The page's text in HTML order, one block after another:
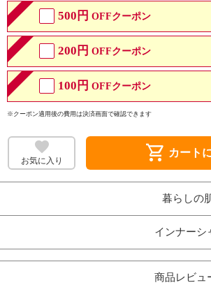
500円 OFFクーポン
200円 OFFクーポン
100円 OFFクーポン
※クーポン適用後の費用は決済画面で確認できます
お気に入り shopping_cart カート
暮らしの
インナーシ
商品レビュ